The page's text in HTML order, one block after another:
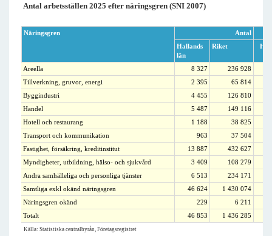
Antal arbetsställen 2025 efter näringsgren (SNI 2007)
Näringsgren
Antal
Hallands
län
Riket
Areella 8 327
236 928
Tillverkning, gruvor, energi
2 395
65 814
Byggindustri
4 455
126 810
Handel
5 487
149 116
Hotell och restaurang
1 188
38 825
Transport och kommunikation
963
37 504
Fastighet, försäkring, kreditinstitut
13 887
432 627
Myndigheter, utbildning, hälso- och sjukvård
3 409
108 279
Andra samhälleliga och personliga tjänster
6 513
234 171
Samtliga exkl okänd näringsgren
46 624
1 430 074
Näringsgren okänd
229
6 211
Totalt
46 853 1 436 285
Källa: Statistiska centralbyrån, Företagsregistret